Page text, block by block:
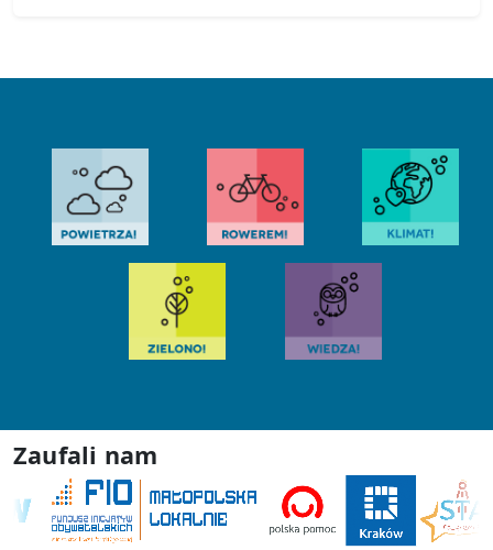
Zaufali nam